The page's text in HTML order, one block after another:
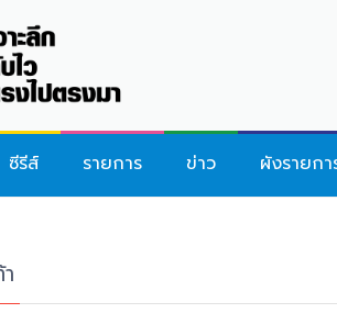
ซีรีส์ รายการ ข่าว ผังรายกา